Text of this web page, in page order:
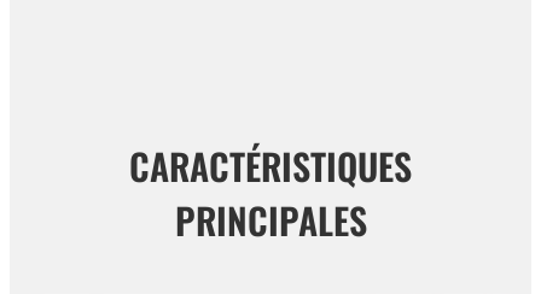
CARACTÉRISTIQUES
PRINCIPALES